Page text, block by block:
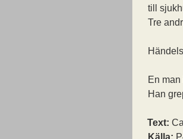
till
Tre
En
Han
Text: